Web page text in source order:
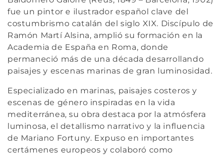
e
c
c
i
ó
n
:
fue un pintor e ilustrador español clave del
costumbrismo catalán del siglo XIX. Discípulo de
Ramón Martí Alsina, amplió su formación en la
Academia de España en Roma, donde
permaneció más de una década desarrollando
paisajes y escenas marinas de gran luminosidad.
Especializado en marinas, paisajes costeros y
escenas de género inspiradas en la vida
mediterránea, su obra destaca por la atmósfera
luminosa, el detallismo narrativo y la influencia
de Mariano Fortuny. Expuso en importantes
certámenes europeos y colaboró como